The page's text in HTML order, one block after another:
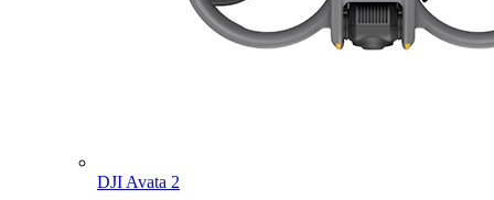
DJI Avata 2